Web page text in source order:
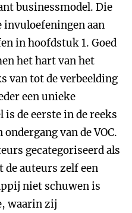
businessmodel. Die
aan
in hoofdstuk 1. Goed
het hart van het
van tot de verbeelding
een unieke
de eerste in de reeks
van de VOC.
gecategoriseerd als
auteurs zelf een
niet schuwen is
waarin zij